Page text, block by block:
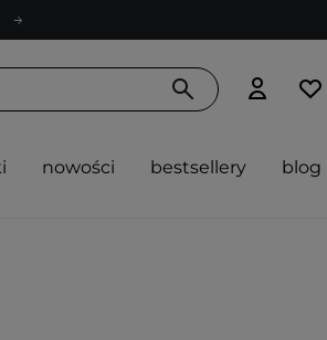
nowości bestsellery blog